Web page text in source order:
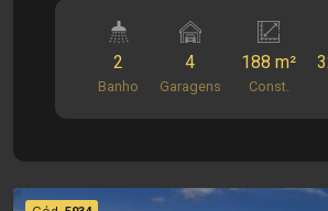
2
Banho
4
Garagens
188 m²
Const.